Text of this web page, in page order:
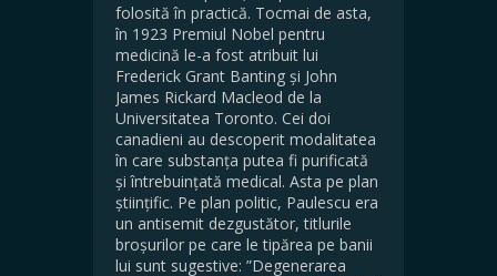
folosită în practică. Tocmai de asta,
în 1923 Premiul Nobel pentru
medicină le-a fost atribuit lui
Frederick Grant Banting și John
James Rickard Macleod de la
Universitatea Toronto. Cei doi
canadieni au descoperit modalitatea
în care substanța putea fi purificată
și întrebuințată medical. Asta pe plan
științific. Pe plan politic, Paulescu era
un antisemit dezgustător, titlurile
broșurilor pe care le tipărea pe banii
lui sunt sugestive: ”Degenerarea